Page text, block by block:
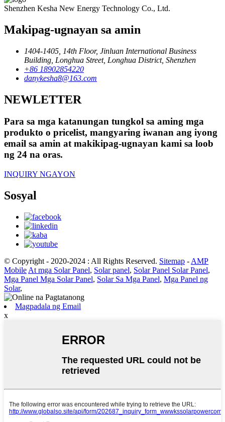
Shenzhen Kesha New Energy Technology Co., Ltd.
Makipag-ugnayan sa amin
1404-1405, 14th Floor, Jinluan International Business
Building, Longhua Street, Longhua District, Shenzhen
+86 18902854220
danykesha8@163.com
NEWLETTER
Para sa mga katanungan tungkol sa aming mga
produkto o pricelist, mangyaring iwanan ang iyong
email sa amin at makikipag-ugnayan kami sa loob
ng 24 na oras.
INQUIRY NGAYON
Sosyal
© Copyright - 2020-2024 : All Rights Reserved. Sitemap - AMP
Mobile At mga Solar Panel, Solar panel, Solar Panel Solar Panel,
Mga Panel Mga Solar Panel, Solar Sa Mga Panel, Mga Panel ng
Solar,
Magpadala ng Email
x